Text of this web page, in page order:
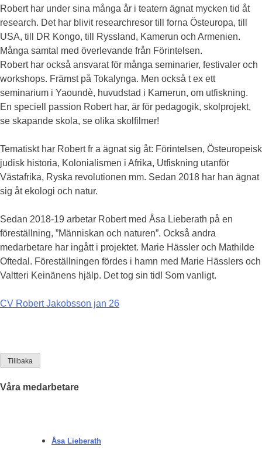
Robert har under sina många år i teatern ägnat mycken tid åt
research. Det har blivit researchresor till forna Östeuropa, till
USA, till DR Kongo, till Ryssland, Kamerun och Armenien.
Många samtal med överlevande från Förintelsen.
Robert har också ansvarat för många seminarier, festivaler och
workshops. Främst på Tokalynga. Men också t ex ett
seminarium i Yaoundè, huvudstad i Kamerun, om utfiskning.
En speciell passion Robert har, är för pedagogik, skolprojekt,
se skapande skola, se olika skolfilmer!
Tematiskt har Robert fr a ägnat sig åt: Förintelsen, Östeuropeisk
judisk historia, Kolonialismen i Afrika, Utfiskning utanför
Västafrika, Ryska revolutionen mm. Sedan 2018 har han ägnat
sig åt ekologi och natur.
Sedan 2018-19 arbetar Robert med Åsa Lieberath på en
föreställning, ”Människan och naturen”. Också andra
medarbetare har ingått i projektet. Marie Hässler och Mathilde
Oftedal. Föreställningen fördes i hamn med Marie Hässlers och
Valtteri Keinänens hjälp. Det tog sin tid! Som vanligt.
CV Robert Jakobsson jan 26
Tillbaka
Våra medarbetare
Åsa Lieberath